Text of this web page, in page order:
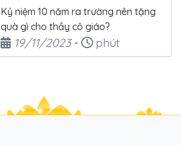
Kỷ niệm 10 năm ra trường nên tặng
quà gì cho thầy cô giáo?
Ngày đăng
19/11/2023- Thời gian đọc
phút